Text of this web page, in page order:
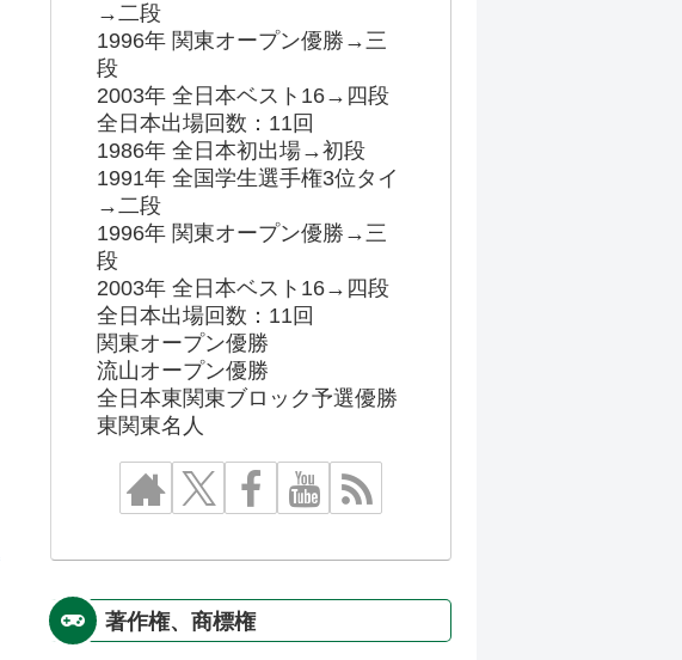
→二段
1996年 関東オープン優勝→三
段
2003年 全日本ベスト16→四段
全日本出場回数：11回
1986年 全日本初出場→初段
1991年 全国学生選手権3位タイ
→二段
1996年 関東オープン優勝→三
段
2003年 全日本ベスト16→四段
全日本出場回数：11回
関東オープン優勝
流山オープン優勝
全日本東関東ブロック予選優勝
東関東名人
著作権、商標権